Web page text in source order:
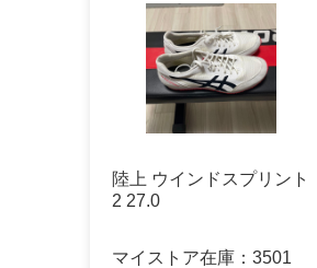
陸上 ウインドスプリント
2 27.0
マイストア在庫： 3501